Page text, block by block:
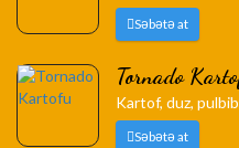
Səbətə at
Tornado
Kartof, duz,
Səbətə at